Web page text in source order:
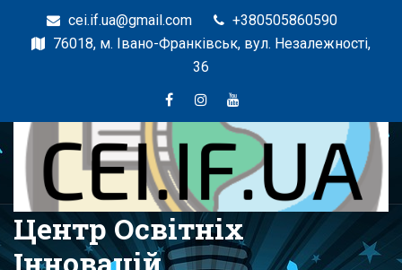
cei.if.ua@gmail.com
+380505860590
76018, м. Івано-Франківськ, вул. Незалежності,
36
Центр Освітніх